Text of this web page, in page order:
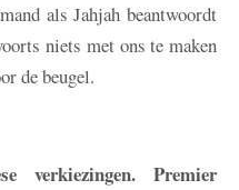
als Jahjah beantwoordt
niets met ons te maken
de beugel.
verkiezingen. Premier